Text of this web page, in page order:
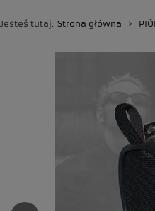
Jesteś tutaj: Strona główna